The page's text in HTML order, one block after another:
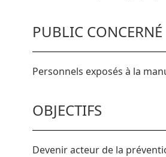
PUBLIC CONCERNÉ
Personnels exposés à la
OBJECTIFS
Devenir acteur de la